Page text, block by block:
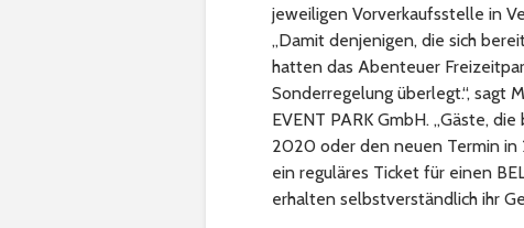
jeweiligen Vorverkaufsstelle in
„Damit denjenigen, die sich
hatten das Abenteuer
Sonderregelung überlegt.“, sagt
EVENT PARK GmbH. „Gäste,
2020 oder den neuen Termin in
ein reguläres Ticket für einen
erhalten selbstverständlich ihr